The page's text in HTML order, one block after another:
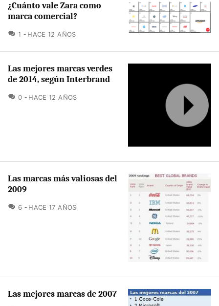
¿Cuánto vale Zara como
marca comercial?
1 COMENTARIOS
HACE 12 AÑOS
Las mejores marcas verdes
de 2014, según Interbrand
0 COMENTARIOS
HACE 12 AÑOS
Las marcas más valiosas del
2009
6 COMENTARIOS
HACE 17 AÑOS
Las mejores marcas de 2007